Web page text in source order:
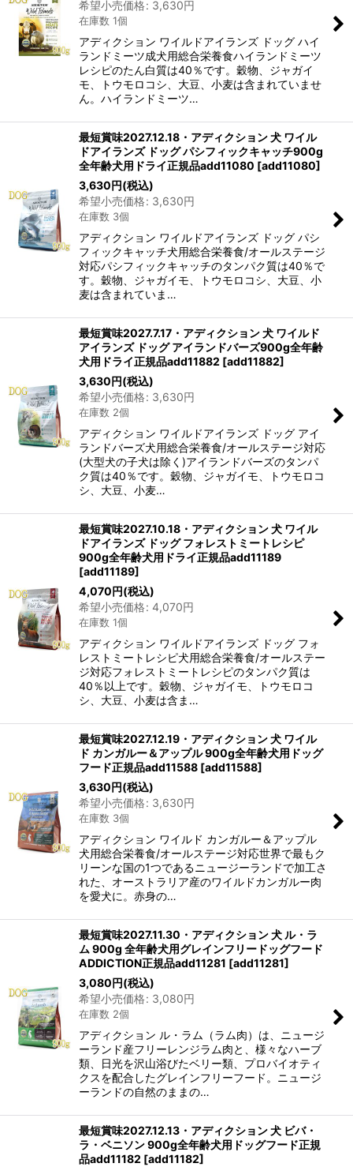
希望小売価格: 3,630円
在庫数 1個
アディクション ワイルドアイランズ ドッグ ハイ
ランドミーツ成犬用総合栄養食ハイランドミーツ
レシピのたん白質は40％です。穀物、ジャガイ
モ、トウモロコシ、大豆、小麦は含まれていませ
ん。ハイランドミーツ…
最短賞味2027.12.18・アディクション 犬 ワイル
ドアイランズ ドッグ パシフィックキャッチ900g
全年齢犬用ドライ正規品add11080 [add11080]
3,630円(税込)
希望小売価格: 3,630円
在庫数 3個
アディクション ワイルドアイランズ ドッグ パシ
フィックキャッチ犬用総合栄養食/オールステージ
対応パシフィックキャッチのタンパク質は40％で
す。穀物、ジャガイモ、トウモロコシ、大豆、小
麦は含まれていま…
最短賞味2027.7.17・アディクション 犬 ワイルド
アイランズ ドッグ アイランドバーズ900g全年齢
犬用ドライ正規品add11882 [add11882]
3,630円(税込)
希望小売価格: 3,630円
在庫数 2個
アディクション ワイルドアイランズ ドッグ アイ
ランドバーズ犬用総合栄養食/オールステージ対応
(大型犬の子犬は除く)アイランドバーズのタンパ
ク質は40％です。穀物、ジャガイモ、トウモロコ
シ、大豆、小麦…
最短賞味2027.10.18・アディクション 犬 ワイル
ドアイランズ ドッグ フォレストミートレシピ
900g全年齢犬用ドライ正規品add11189
[add11189]
4,070円(税込)
希望小売価格: 4,070円
在庫数 1個
アディクション ワイルドアイランズ ドッグ フォ
レストミートレシピ犬用総合栄養食/オールステー
ジ対応フォレストミートレシピのタンパク質は
40％以上です。穀物、ジャガイモ、トウモロコ
シ、大豆、小麦は含ま…
最短賞味2027.12.19・アディクション 犬 ワイル
ド カンガルー＆アップル 900g全年齢犬用ドッグ
フード正規品add11588 [add11588]
3,630円(税込)
希望小売価格: 3,630円
在庫数 3個
アディクション ワイルド カンガルー＆アップル
犬用総合栄養食/オールステージ対応世界で最もク
リーンな国の1つであるニュージーランドで加工さ
れた、オーストラリア産のワイルドカンガルー肉
を愛犬に。赤身の…
最短賞味2027.11.30・アディクション 犬 ル・ラ
ム 900g 全年齢犬用グレインフリードッグフード
ADDICTION正規品add11281 [add11281]
3,080円(税込)
希望小売価格: 3,080円
在庫数 2個
アディクション ル・ラム（ラム肉）は、ニュージ
ーランド産フリーレンジラム肉と、様々なハーブ
類、日光を沢山浴びたベリー類、プロバイオティ
クスを配合したグレインフリーフード。ニュージ
ーランドの自然のままの…
最短賞味2027.12.13・アディクション 犬 ビバ・
ラ・ベニソン 900g全年齢犬用ドッグフード正規
品add11182 [add11182]